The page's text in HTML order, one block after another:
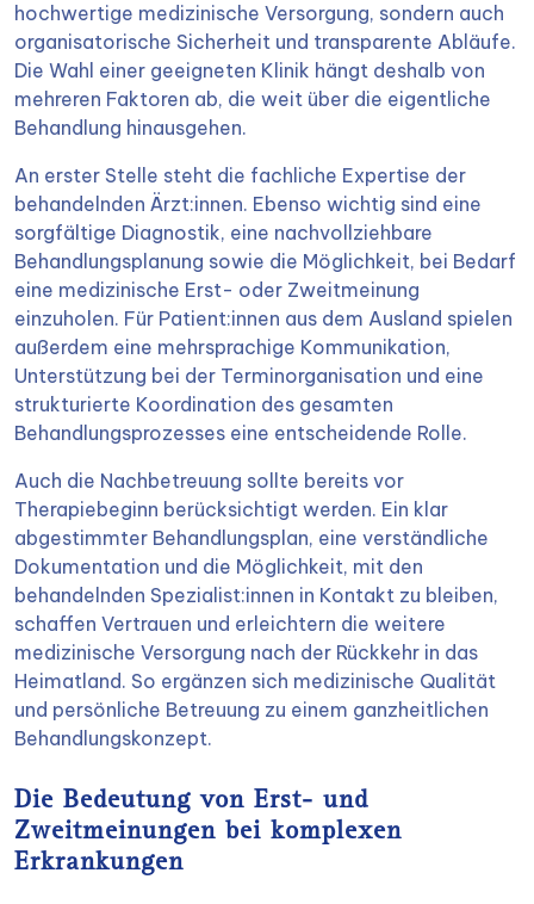
hochwertige medizinische Versorgung, sondern auch
organisatorische Sicherheit und transparente Abläufe.
Die Wahl einer geeigneten Klinik hängt deshalb von
mehreren Faktoren ab, die weit über die eigentliche
Behandlung hinausgehen.
An erster Stelle steht die fachliche Expertise der
behandelnden Ärzt:innen. Ebenso wichtig sind eine
sorgfältige Diagnostik, eine nachvollziehbare
Behandlungsplanung sowie die Möglichkeit, bei Bedarf
eine medizinische Erst- oder Zweitmeinung
einzuholen. Für Patient:innen aus dem Ausland spielen
außerdem eine mehrsprachige Kommunikation,
Unterstützung bei der Terminorganisation und eine
strukturierte Koordination des gesamten
Behandlungsprozesses eine entscheidende Rolle.
Auch die Nachbetreuung sollte bereits vor
Therapiebeginn berücksichtigt werden. Ein klar
abgestimmter Behandlungsplan, eine verständliche
Dokumentation und die Möglichkeit, mit den
behandelnden Spezialist:innen in Kontakt zu bleiben,
schaffen Vertrauen und erleichtern die weitere
medizinische Versorgung nach der Rückkehr in das
Heimatland. So ergänzen sich medizinische Qualität
und persönliche Betreuung zu einem ganzheitlichen
Behandlungskonzept.
Die Bedeutung von Erst- und
Zweitmeinungen bei komplexen
Erkrankungen